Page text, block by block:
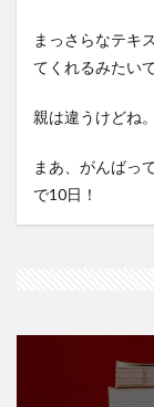
まっさらなテキ
てくれるみたいで
親は違うけどね
まあ、がんばっ
で10日！